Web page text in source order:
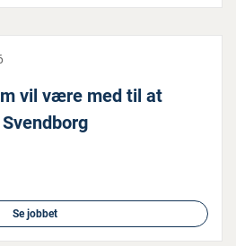
vil være med til at
Se jobbet